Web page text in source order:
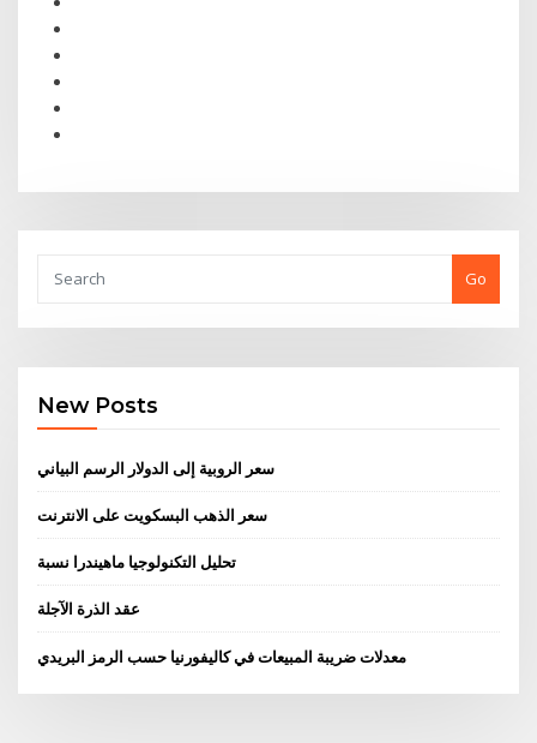
Go
New Posts
سعر الروبية إلى الدولار الرسم البياني
سعر الذهب البسكويت على الانترنت
تحليل التكنولوجيا ماهيندرا نسبة
عقد الذرة الآجلة
معدلات ضريبة المبيعات في كاليفورنيا حسب الرمز البريدي